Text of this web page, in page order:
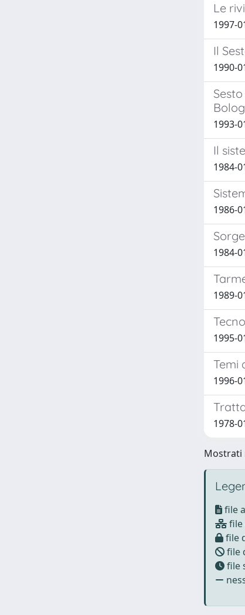
Le
1997-
Il
1990-
1993-
Il
1984-
1986-
1984-
1989-
1995-
Temi
1996-
1978-
Mostrati
file
file
file
file
file